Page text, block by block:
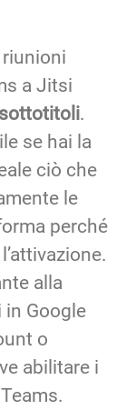
a Jitsi
.
se hai la
ciò che
le
perché
alla
Google
o
abilitare i